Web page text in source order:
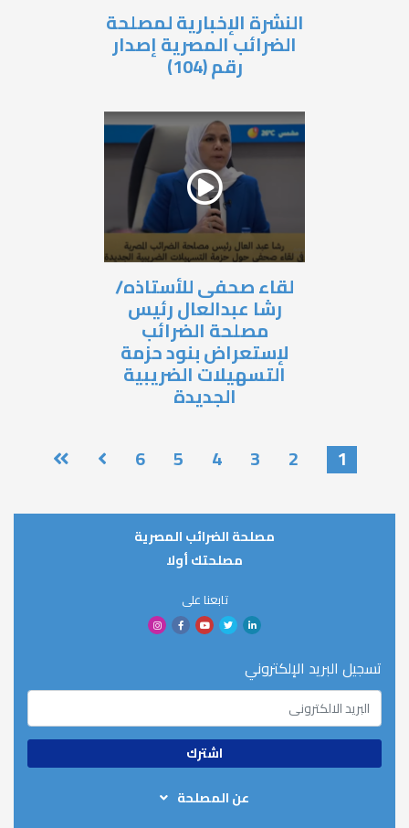
النشرة الإخبارية لمصلحة
الضرائب المصرية إصدار
رقم (104)
لقاء صحفى للأستاذه/
رشا عبدالعال رئيس
مصلحة الضرائب
لإستعراض بنود حزمة
التسهيلات الضريبية
الجديدة
Pagination
1
2
3
4
5
6
مصلحة الضرائب المصرية
مصلحتك أولا
تابعنا على
تسجيل البريد الإلكتروني
عن المصلحة